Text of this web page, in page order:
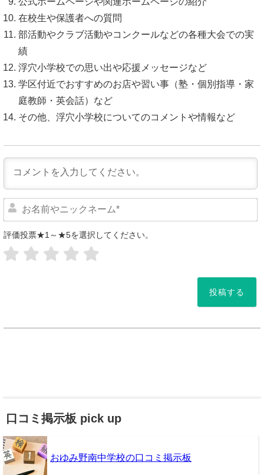
在校生や保護者への質問
部活動やクラブ活動やコンクールなどの各種大会での実
績
浮穴小学校での思い出や応援メッセージなど
学区付近でおすすめのお店や習い事（塾・個別指導・家
庭教師・英会話）など
その他、浮穴小学校についてのコメントや情報など
評価投票★1～★5を選択してください。
口コミ掲示板 pick up
おゆみ野南中学校の口コミ掲示板